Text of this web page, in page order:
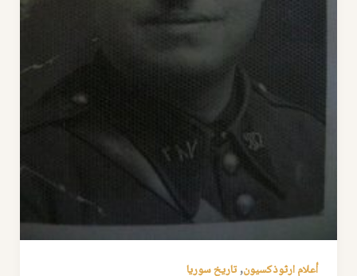
أعلام ارثوذكسيون,تاريخ سوريا